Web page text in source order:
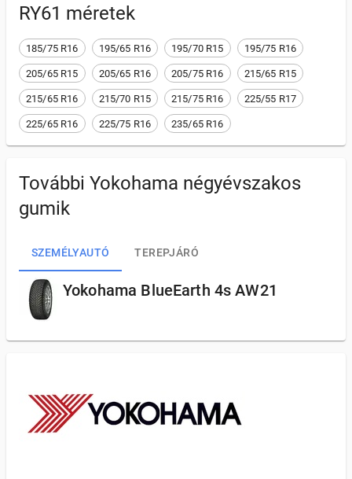
RY61 méretek
185/75 R16 195/65 R16 195/70 R15 195/75 R16
205/65 R15 205/65 R16 205/75 R16 215/65 R15
215/65 R16 215/70 R15 215/75 R16 225/55 R17
225/65 R16 225/75 R16 235/65 R16
További Yokohama négyévszakos
gumik
SZEMÉLYAUTÓ TEREPJÁRÓ
Yokohama BlueEarth 4s AW21